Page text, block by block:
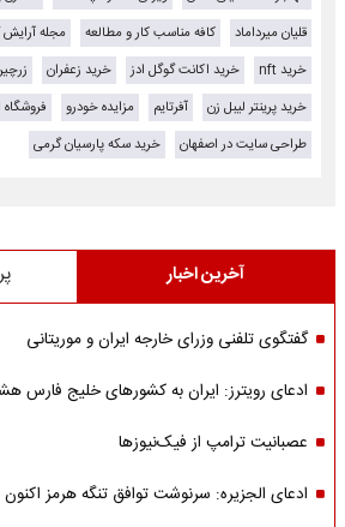
قلیان میرداماد
کافه مناسب کار و مطالعه مجله آرایش
خرید nft
خرید اکانت گوگل ادز خرید زعفران
خرید پرینتر لیبل زن
آفرتایم مزایده خودرو
فروشگاه
طراحی سایت در اصفهان
خرید سکه پارسیان گرمی
آخرین اخبار
گفتگوی تلفنی وزرای خارجه ایران و موریتانی
ادعای رویترز: ایران به کشورهای خلیج فارس
عصبانیت ترامپ از فیک‌نیوزها
ادعای الجزیره: سرنوشت توافق تنگه هرمز